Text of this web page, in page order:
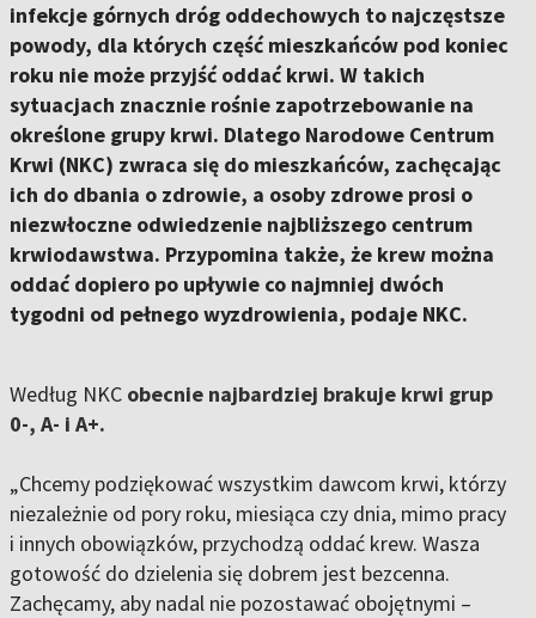
infekcje górnych dróg oddechowych to najczęstsze
powody, dla których część mieszkańców pod koniec
roku nie może przyjść oddać krwi. W takich
sytuacjach znacznie rośnie zapotrzebowanie na
określone grupy krwi. Dlatego Narodowe Centrum
Krwi (NKC) zwraca się do mieszkańców, zachęcając
ich do dbania o zdrowie, a osoby zdrowe prosi o
niezwłoczne odwiedzenie najbliższego centrum
krwiodawstwa. Przypomina także, że krew można
oddać dopiero po upływie co najmniej dwóch
tygodni od pełnego wyzdrowienia, podaje NKC.
Według NKC obecnie najbardziej brakuje krwi grup
0-, A- i A+.
„Chcemy podziękować wszystkim dawcom krwi, którzy
niezależnie od pory roku, miesiąca czy dnia, mimo pracy
i innych obowiązków, przychodzą oddać krew. Wasza
gotowość do dzielenia się dobrem jest bezcenna.
Zachęcamy, aby nadal nie pozostawać obojętnymi –